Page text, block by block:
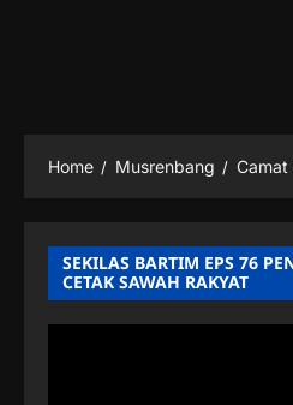
Home Musrenbang Camat
SEKILAS BARTIM EPS 76
CETAK SAWAH RAKYAT